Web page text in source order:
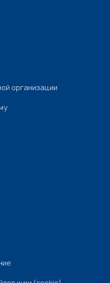
организации